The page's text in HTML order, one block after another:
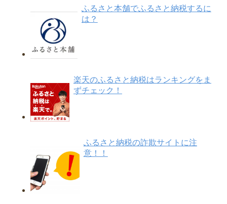
ふるさと本舗でふるさと納税するに
は？
楽天のふるさと納税はランキングをま
ずチェック！
ふるさと納税の詐欺サイトに注
意！！